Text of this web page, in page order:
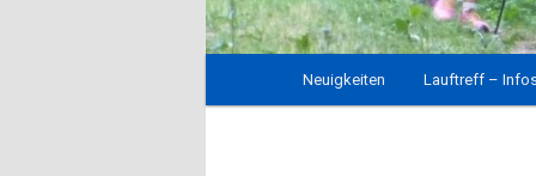
Zum
Neuigkeiten Lauftreff –